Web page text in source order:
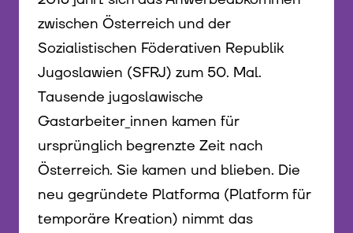
zwischen Österreich und der
Sozialistischen Föderativen Republik
Jugoslawien (SFRJ) zum 50. Mal.
Tausende jugoslawische
Gastarbeiter_innen kamen für
ursprünglich begrenzte Zeit nach
Österreich. Sie kamen und blieben. Die
neu gegründete Platforma (Platform für
temporäre Kreation) nimmt das